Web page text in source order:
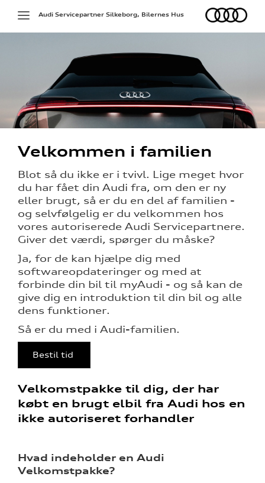
værkstedet
5 år?
Toggle
navigation
Audi
Audi Servicepartner Silkeborg, Bilernes Hus
Velkommen i familien
Blot så du ikke er i tvivl. Lige meget hvor
du har fået din Audi fra, om den er ny
eller brugt, så er du en del af familien -
og selvfølgelig er du velkommen hos
vores autoriserede Audi Servicepartnere.
Giver det værdi, spørger du måske?
Ja, for de kan hjælpe dig med
softwareopdateringer og med at
forbinde din bil til myAudi - og så kan de
give dig en introduktion til din bil og alle
dens funktioner.
Så er du med i Audi-familien.
Bestil tid
Velkomstpakke til dig, der har
købt en brugt elbil fra Audi hos en
ikke autoriseret forhandler
Hvad indeholder en Audi
Velkomstpakke?